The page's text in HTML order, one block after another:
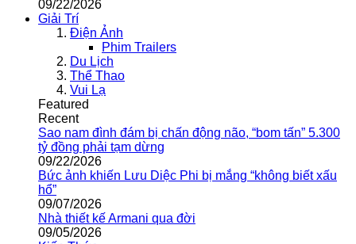
09/22/2026
Giải Trí
Điện Ảnh
Phim Trailers
Du Lịch
Thể Thao
Vui Lạ
Featured
Recent
Sao nam đình đám bị chấn động não, “bom tấn” 5.300
tỷ đồng phải tạm dừng
09/22/2026
Bức ảnh khiến Lưu Diệc Phi bị mắng “không biết xấu
hổ”
09/07/2026
Nhà thiết kế Armani qua đời
09/05/2026